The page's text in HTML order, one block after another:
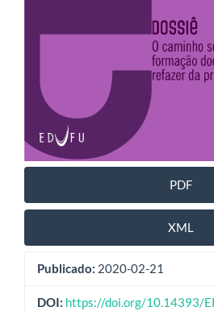
PDF
XML
Publicado: 2020-02-21
DOI: https://doi.org/10.14393/